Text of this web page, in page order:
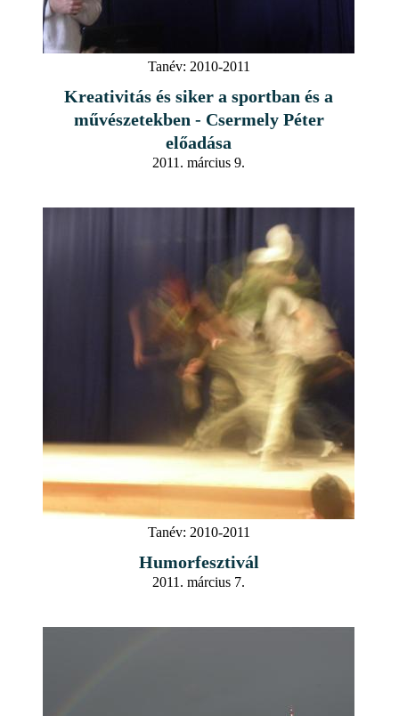
Tanév: 2010-2011
Kreativitás és siker a sportban és a
művészetekben - Csermely Péter
előadása
2011. március 9.
Tanév: 2010-2011
Humorfesztivál
2011. március 7.